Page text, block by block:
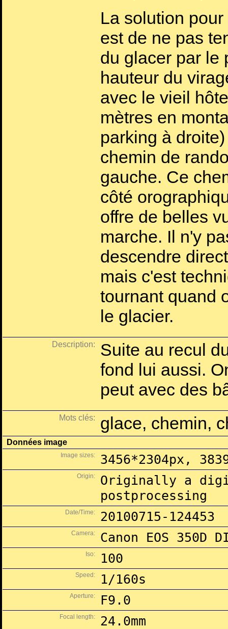
La solution
est de ne pas
du glacer par le
hauteur du
avec le vieil
mètres en
parking à
chemin de
gauche. Ce
côté
offre de belles
marche. Il n'y
descendre
mais c'est
tournant quand
le glacier.
Description:
Suite au recul
fond lui aussi.
peut avec des
Mots clés: glace, chemin,
Données image
Image sizes: 3456*2304px,
Origin:
Originally a
postprocessing
Date/Time: 20100715-124453
Camera: Canon EOS 350D
Iso: 100
Speed: 1/160s
Aperture: F9.0
Focal length: 24.0mm